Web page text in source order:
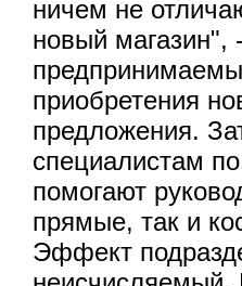
ничем не
новый магазин",
приобретения
предложения.
специалистам
помогают
прямые, так и
Эффект